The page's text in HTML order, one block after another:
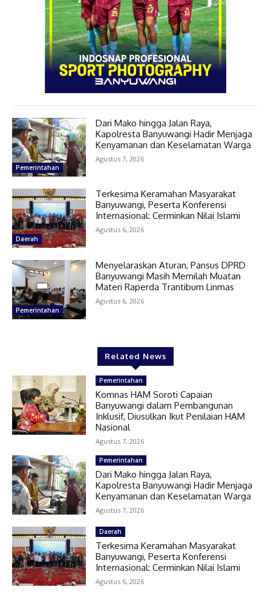
Pemerintahan
Dari Mako hingga Jalan Raya,
Kapolresta Banyuwangi Hadir Menjaga
Kenyamanan dan Keselamatan Warga
Agustus 7, 2026
Daerah
Terkesima Keramahan Masyarakat
Banyuwangi, Peserta Konferensi
Internasional: Cerminkan Nilai Islami
Agustus 6, 2026
Pemerintahan
Menyelaraskan Aturan, Pansus DPRD
Banyuwangi Masih Memilah Muatan
Materi Raperda Trantibum Linmas
Agustus 6, 2026
Related News
Pemerintahan
Komnas HAM Soroti Capaian
Banyuwangi dalam Pembangunan
Inklusif, Diusulkan Ikut Penilaian HAM
Nasional
Agustus 7, 2026
Pemerintahan
Dari Mako hingga Jalan Raya,
Kapolresta Banyuwangi Hadir Menjaga
Kenyamanan dan Keselamatan Warga
Agustus 7, 2026
Daerah
Terkesima Keramahan Masyarakat
Banyuwangi, Peserta Konferensi
Internasional: Cerminkan Nilai Islami
Agustus 6, 2026